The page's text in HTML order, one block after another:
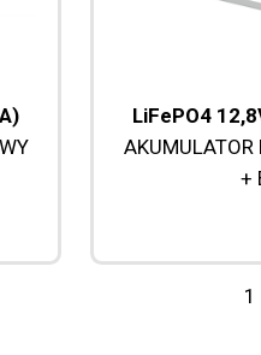
LiFePO4
AKUMULATOR
+
1